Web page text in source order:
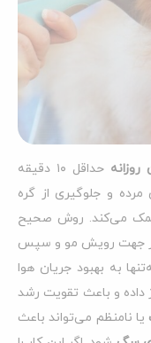
حداقل ۱۰ دقیقه
و جلوگیری از گره
کمک می‌کند. روش صحیح
جهت رویش مو و سپس
به بهبود جریان هوا
داده و باعث تقویت رشد
یا نامنظم می‌تواند باعث